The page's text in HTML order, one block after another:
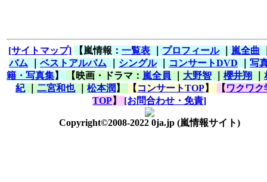
[サイトマップ] 【嵐情報： 一覧表 プロフィール｜ 嵐全曲
バム
ベストアルバム シングル｜ コンサートDVD
写
籍・写真集】 【映画・ドラマ： 嵐全員 大野智 櫻井翔
紀｜二宮和也｜松本潤 】 【 コンサートTOP】 【 ワクワク
TOP】 [お問合わせ・免責]
Copyright©2008-2022 0ja.jp (嵐情報サイト)